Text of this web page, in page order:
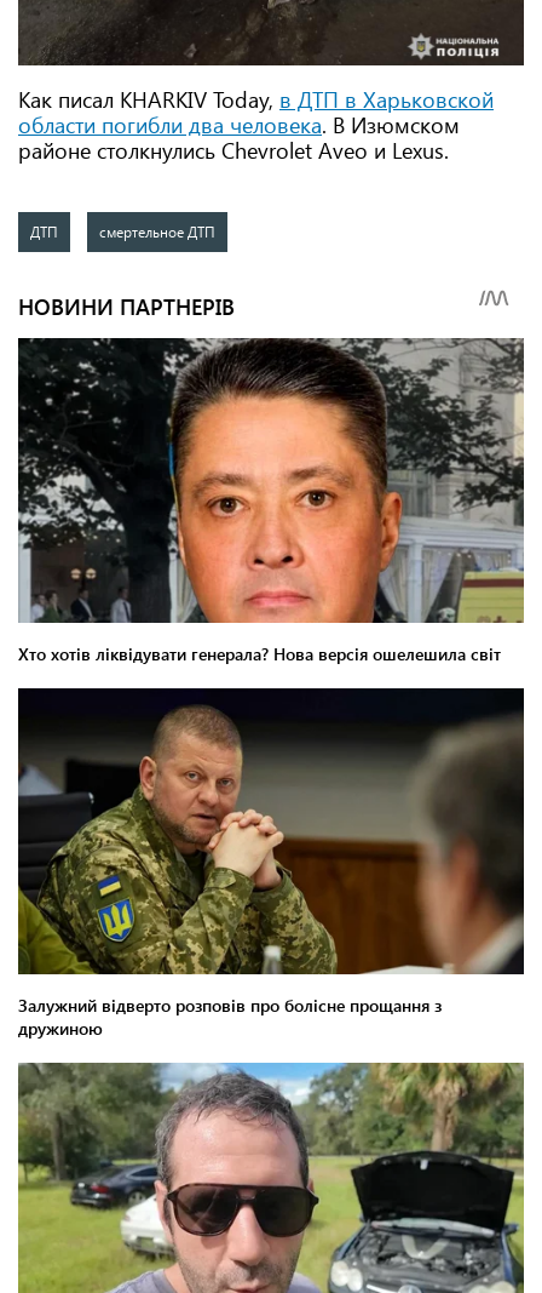
Как писал KHARKIV Today, в ДТП в Харьковской
области погибли два человека. В Изюмском
районе столкнулись Chevrolet Aveo и Lexus.
ДТП смертельное ДТП